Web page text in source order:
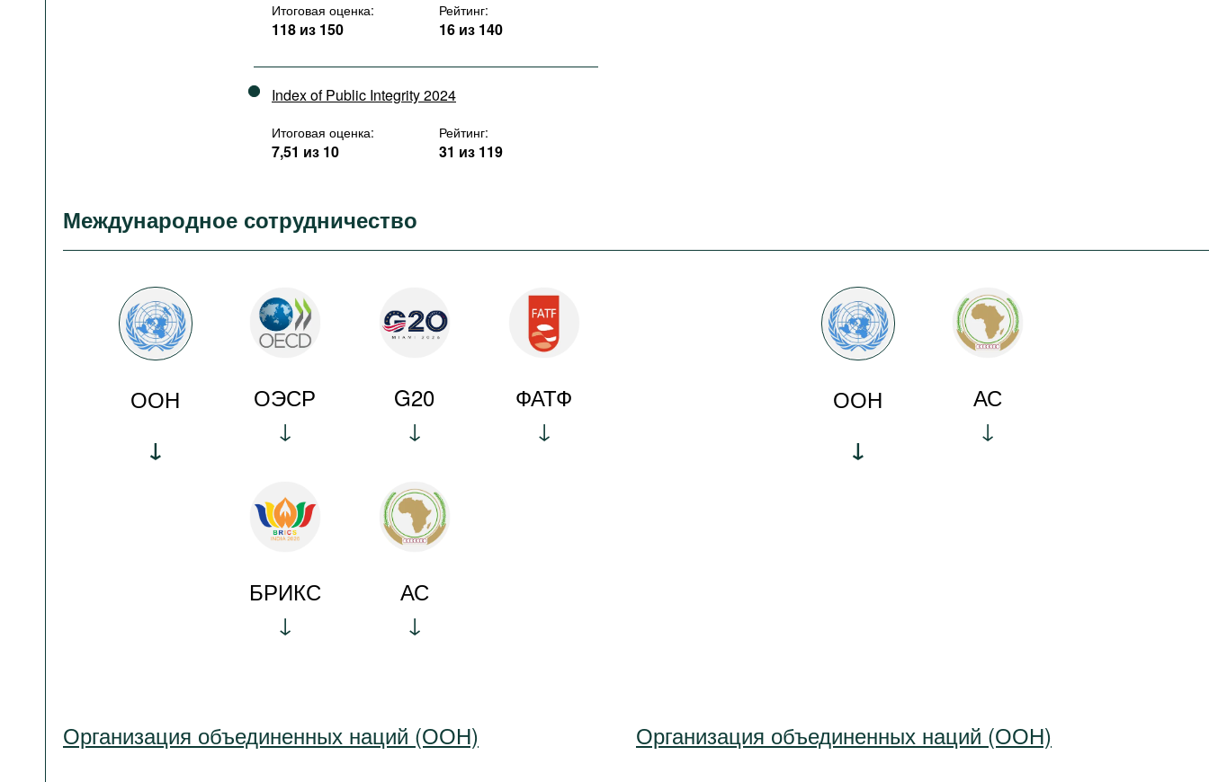
Итоговая оценка:
118 из 150
Рейтинг:
16 из 140
Index of Public Integrity 2024
Итоговая оценка:
7,51 из 10
Рейтинг:
31 из 119
Международное сотрудничество
ООН ОЭСР G20 ФАТФ
БРИКС АС
ООН АС
Организация объединенных наций (ООН) Организация объединенных наций (ООН)